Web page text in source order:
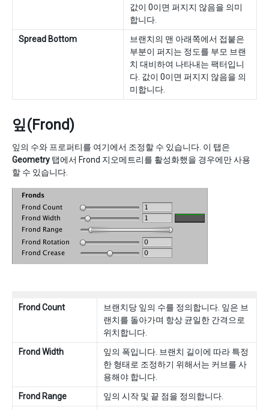
값이 0이면 퍼지지 않음을 의미
합니다.
Spread Bottom
브랜치의 맨 아래쪽에서 접붙은
부분이 퍼지는 정도를 부모 브랜
치 대비하여 나타내는 팩터입니
다. 값이 0이면 퍼지지 않음을 의
미합니다.
잎(Frond)
잎의 수와 프로퍼티를 여기에서 조정할 수 있습니다. 이 탭은
Geometry 탭에서 Frond 지오메트리를 활성화했을 경우에만 사용
할 수 있습니다.
Frond Count
브랜치당 잎의 수를 정의합니다. 잎은 브
랜치를 돌아가며 항상 균일한 간격으로
위치합니다.
Frond Width
잎의 폭입니다. 브랜치 길이에 따라 특정
한 형태로 조정하기 위해서는 커브를 사
용해야 합니다.
Frond Range
잎의 시작 및 끝 점을 정의합니다.